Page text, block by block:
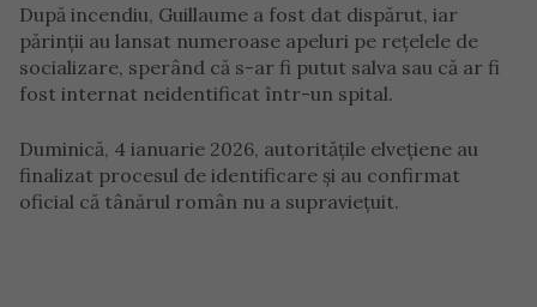
După incendiu, Guillaume a fost dat dispărut, iar
părinții au lansat numeroase apeluri pe rețelele de
socializare, sperând că s-ar fi putut salva sau că ar fi
fost internat neidentificat într-un spital.
Duminică, 4 ianuarie 2026, autoritățile elvețiene au
finalizat procesul de identificare și au confirmat
oficial că tânărul român nu a supraviețuit.